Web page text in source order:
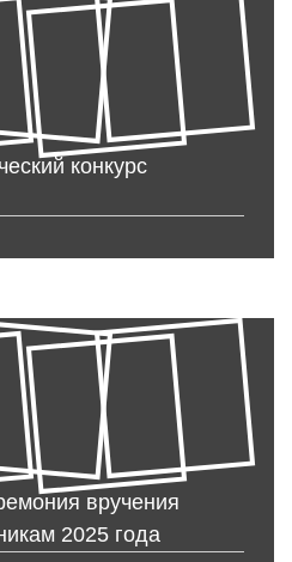
конкурс
вручения
2025 года